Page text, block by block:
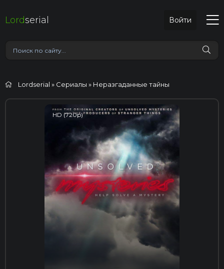
Lordserial Войти
Lordserial » Сериалы » Неразгаданные тайны
HD (720p)